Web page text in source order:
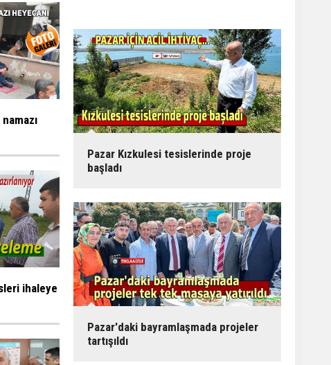
ihaleye
Pazar Kızkulesi tesislerinde proje
başladı
Pazar'daki bayramlaşmada projeler
tartışıldı